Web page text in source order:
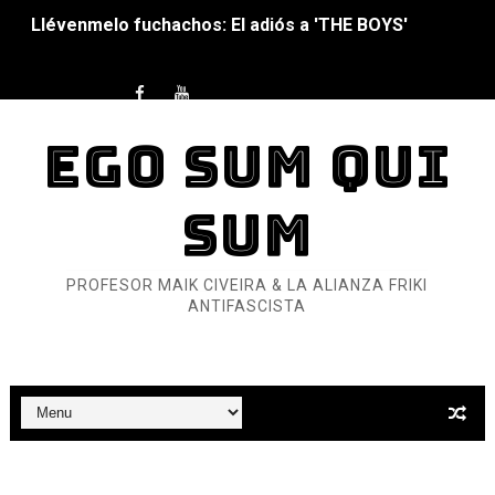
La falacia etimológica
Pequeña Filmoteca Antifascista
Que no nos aplaste el Talón de Hierro
Pokémon: La película existencialista
¿Estamos soñando con ovejas eléctricas?
EGO SUM QUI
SUM
PROFESOR MAIK CIVEIRA & LA ALIANZA FRIKI
ANTIFASCISTA